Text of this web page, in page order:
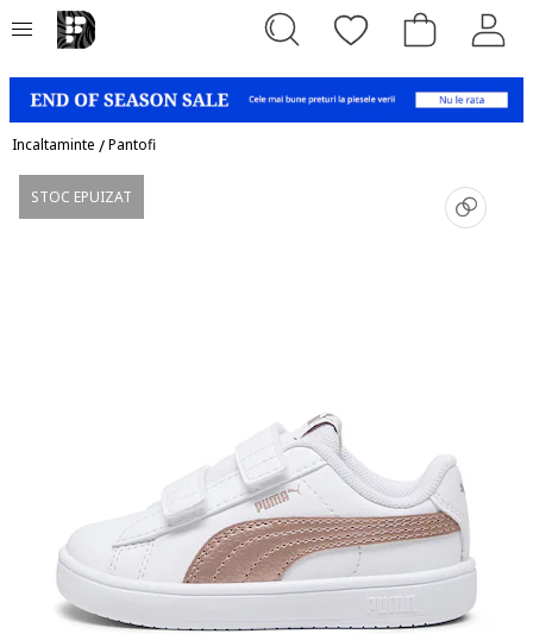
Incaltaminte /Pantofi
STOC EPUIZAT